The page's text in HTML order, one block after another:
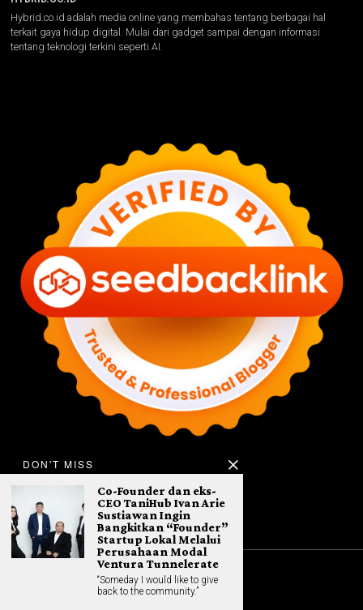
Hybrid.co.id adalah media online yang membahas tentang berbagai hal
terkait gaya hidup digital. Mulai dari gadget sampai dengan informasi
tentang teknologi terkini seperti AI.
All rights reserved. Hybrid.co.id
DON'T MISS
Co-Founder dan eks-
CEO TaniHub Ivan Arie
Sustiawan Ingin
Bangkitkan “Founder”
Startup Lokal Melalui
Perusahaan Modal
Ventura Tunnelerate
“Someday I would like to give
back to the community.”